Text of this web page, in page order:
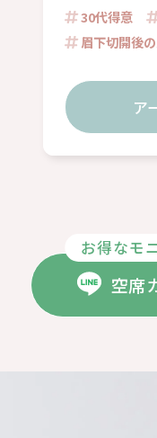
30代得意
眉下切開後
ア
お得なモ
空席